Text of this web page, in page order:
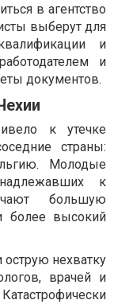
в агентство
выберут для
и
и
документов.
к утечке
страны:
Молодые
к
большую
более высокий
нехватку
врачей и